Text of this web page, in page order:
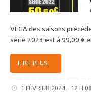
VEGA des saisons
série 2023 est à 99,00 €
LIRE PLUS
1 FÉVRIER 2024 - 12 H